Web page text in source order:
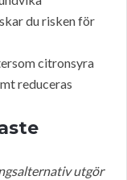
du risken för
citronsyra
reduceras
utgör